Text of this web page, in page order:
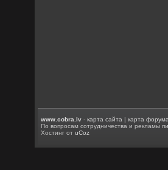
www.cobra.lv -карта сайта |карта форума
По вопросам сотрудничества и рекламы
Хостинг отuCoz